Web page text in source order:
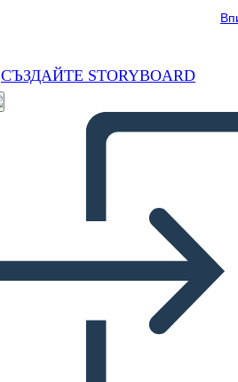
СЪЗДАЙТЕ STORYBOARD